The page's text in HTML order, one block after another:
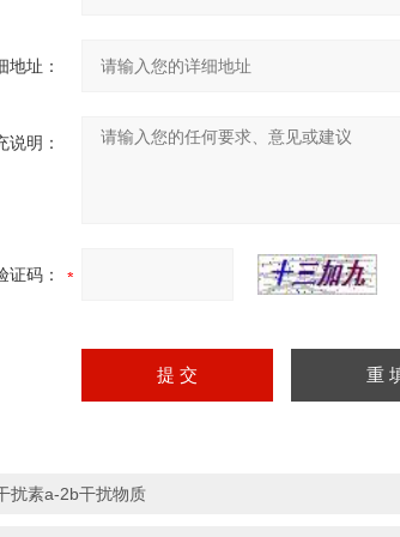
地址：
说明：
证码：
扰素a-2b干扰物质